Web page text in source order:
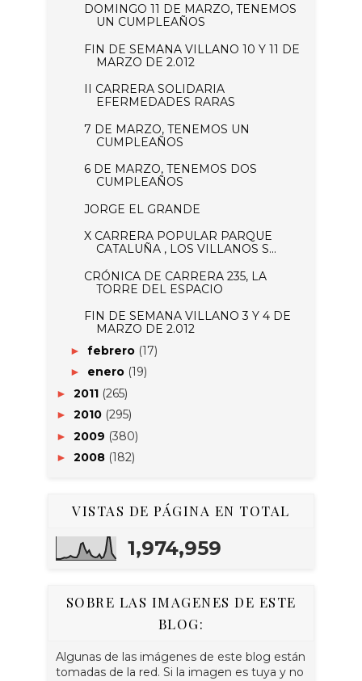
DOMINGO 11 DE MARZO, TENEMOS
UN CUMPLEAÑOS
FIN DE SEMANA VILLANO 10 Y 11 DE
MARZO DE 2.012
II CARRERA SOLIDARIA
EFERMEDADES RARAS
7 DE MARZO, TENEMOS UN
CUMPLEAÑOS
6 DE MARZO, TENEMOS DOS
CUMPLEAÑOS
JORGE EL GRANDE
X CARRERA POPULAR PARQUE
CATALUÑA , LOS VILLANOS S...
CRÓNICA DE CARRERA 235, LA
TORRE DEL ESPACIO
FIN DE SEMANA VILLANO 3 Y 4 DE
MARZO DE 2.012
► febrero (17)
► enero (19)
► 2011 (265)
► 2010 (295)
► 2009 (380)
► 2008 (182)
VISTAS DE PÁGINA EN TOTAL
1,974,959
SOBRE LAS IMAGENES DE ESTE
BLOG:
Algunas de las imágenes de este blog están
tomadas de la red. Si la imagen es tuya y no